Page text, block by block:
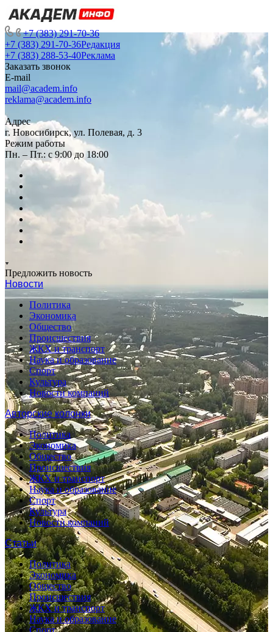
+7 (383) 291-70-36
+7 (383) 291-70-36Редакция
+7 (383) 288-53-40Реклама
Заказать звонок
E-mail
mail@academ.info
reklama@academ.info
Адрес
г. Новосибирск, ул. Полевая, д. 3
Режим работы
Пн. – Пт.: с 9:00 до 18:00
Предложить новость
Новости
Политика
Экономика
Общество
Происшествия
ЖКХ и транспорт
Наука и образование
Спорт
Культура
Новости компаний
Авторские колонки
Политика
Экономика
Общество
Происшествия
ЖКХ и транспорт
Наука и образование
Спорт
Культура
Новости компаний
Статьи
Политика
Экономика
Общество
Происшествия
ЖКХ и транспорт
Наука и образование
Спорт